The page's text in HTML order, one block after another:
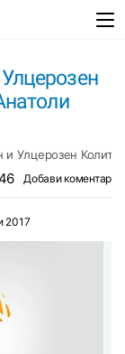
Улцерозен Колит
Добави коментар
2017